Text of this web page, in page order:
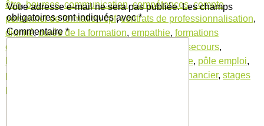
être,bourses,communication,compétences,compte
personnel de formation cpf,contrats de professionnalisation,
dignité,durée de la formation, empathie, formations
continues financement
gestes de premiers secours,
patience, pôle emploi,
programme de formation
soutien financier, stages
pratiques
Votre adresse e-mail ne sera pas publiée. Les champs
obligatoires sont indiqués avec*
Commentaire*